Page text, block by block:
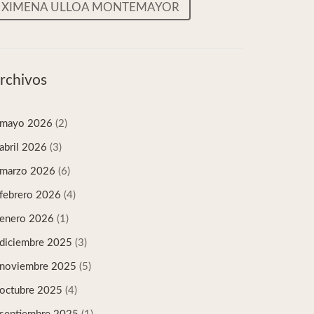
XIMENA ULLOA MONTEMAYOR
mayo 2026 (2)
abril 2026 (3)
marzo 2026 (6)
febrero 2026 (4)
enero 2026 (1)
diciembre 2025 (3)
noviembre 2025 (5)
octubre 2025 (4)